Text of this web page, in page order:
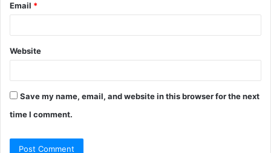
Email *
Website
Save my name, email, and website in this browser for the next
time I comment.